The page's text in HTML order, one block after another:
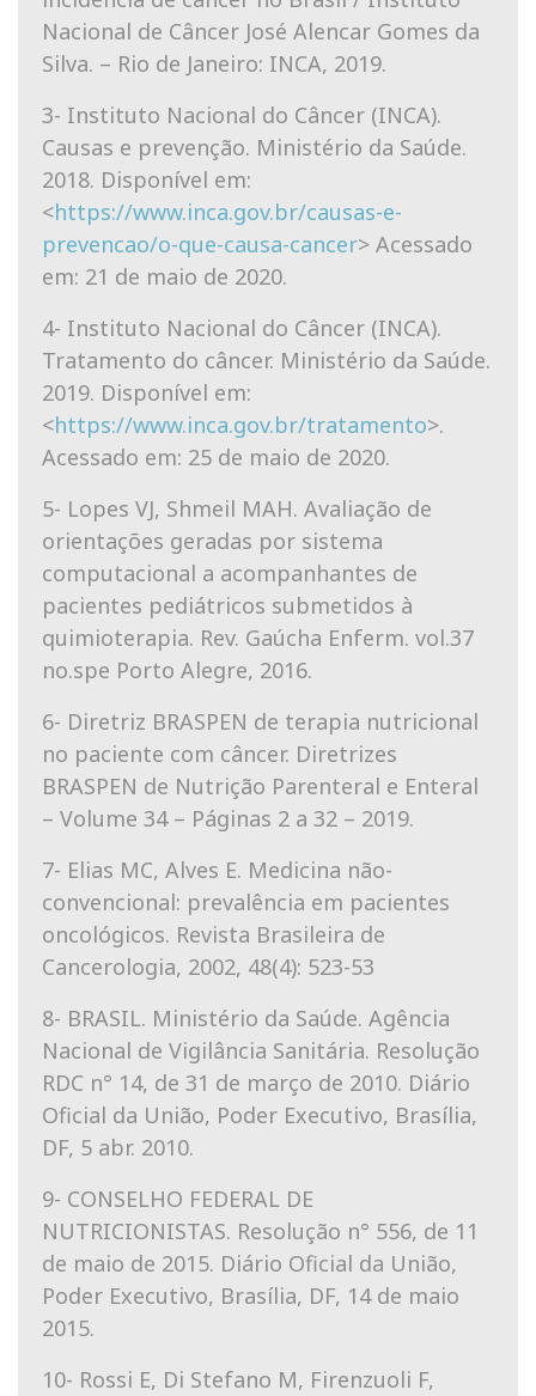
Nacional de Câncer José Alencar Gomes da
Silva. – Rio de Janeiro: INCA, 2019.
3- Instituto Nacional do Câncer (INCA).
Causas e prevenção. Ministério da Saúde.
2018. Disponível em:
<https://www.inca.gov.br/causas-e-
prevencao/o-que-causa-cancer> Acessado
em: 21 de maio de 2020.
4- Instituto Nacional do Câncer (INCA).
Tratamento do câncer. Ministério da Saúde.
2019. Disponível em:
<https://www.inca.gov.br/tratamento>.
Acessado em: 25 de maio de 2020.
5- Lopes VJ, Shmeil MAH. Avaliação de
orientações geradas por sistema
computacional a acompanhantes de
pacientes pediátricos submetidos à
quimioterapia. Rev. Gaúcha Enferm. vol.37
no.spe Porto Alegre, 2016.
6- Diretriz BRASPEN de terapia nutricional
no paciente com câncer. Diretrizes
BRASPEN de Nutrição Parenteral e Enteral
– Volume 34 – Páginas 2 a 32 – 2019.
7- Elias MC, Alves E. Medicina não-
convencional: prevalência em pacientes
oncológicos. Revista Brasileira de
Cancerologia, 2002, 48(4): 523-53
8- BRASIL. Ministério da Saúde. Agência
Nacional de Vigilância Sanitária. Resolução
RDC n° 14, de 31 de março de 2010. Diário
Oficial da União, Poder Executivo, Brasília,
DF, 5 abr. 2010.
9- CONSELHO FEDERAL DE
NUTRICIONISTAS. Resolução n° 556, de 11
de maio de 2015. Diário Oficial da União,
Poder Executivo, Brasília, DF, 14 de maio
2015.
10- Rossi E, Di Stefano M, Firenzuoli F,